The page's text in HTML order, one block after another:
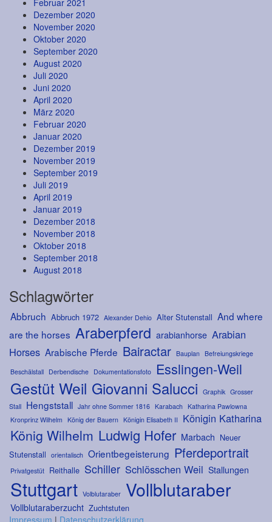
Februar 2021
Dezember 2020
November 2020
Oktober 2020
September 2020
August 2020
Juli 2020
Juni 2020
April 2020
März 2020
Februar 2020
Januar 2020
Dezember 2019
November 2019
September 2019
Juli 2019
April 2019
Januar 2019
Dezember 2018
November 2018
Oktober 2018
September 2018
August 2018
Schlagwörter
Abbruch Abbruch 1972 Alexander Dehio Alter Stutenstall And where
are the horses Araberpferd arabianhorse Arabian
Horses Arabische Pferde Bairactar Bauplan Befreiungskriege
Beschälstall Derbendische Dokumentationsfoto Esslingen-Weil
Gestüt Weil Giovanni Salucci Graphik Grosser
Stall Hengststall Jahr ohne Sommer 1816 Karabach Katharina Pawlowna
Kronprinz Wilhelm König der Bauern Königin Elisabeth II Königin Katharina
König Wilhelm Ludwig Hofer Marbach Neuer
Stutenstall orientalisch Orientbegeisterung Pferdeportrait
Privatgestüt Reithalle Schiller Schlösschen Weil Stallungen
Stuttgart Volblutaraber Vollblutaraber
Vollblutaraberzucht Zuchtstuten
Impressum | Datenschutzerklärung